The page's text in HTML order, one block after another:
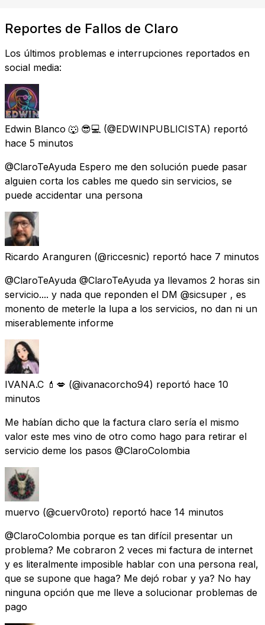
Reportes de Fallos de Claro
Los últimos problemas e interrupciones reportados en
social media:
Edwin Blanco 🐺 😎💻 (@EDWINPUBLICISTA) reportó
hace 5 minutos
@ClaroTeAyuda Espero me den solución puede pasar
alguien corta los cables me quedo sin servicios, se
puede accidentar una persona
Ricardo Aranguren (@riccesnic) reportó hace 7 minutos
@ClaroTeAyuda @ClaroTeAyuda ya llevamos 2 horas sin
servicio.... y nada que reponden el DM @sicsuper , es
monento de meterle la lupa a los servicios, no dan ni un
miserablemente informe
IVANA.C 💄💋 (@ivanacorcho94) reportó hace 10
minutos
Me habían dicho que la factura claro sería el mismo
valor este mes vino de otro como hago para retirar el
servicio deme los pasos @ClaroColombia
muervo (@cuerv0roto) reportó hace 14 minutos
@ClaroColombia porque es tan difícil presentar un
problema? Me cobraron 2 veces mi factura de internet
y es literalmente imposible hablar con una persona real,
que se supone que haga? Me dejó robar y ya? No hay
ninguna opción que me lleve a solucionar problemas de
pago